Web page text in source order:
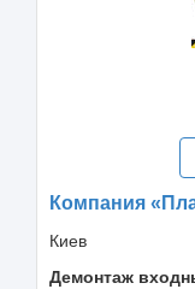
Компания
Киев
Демонтаж